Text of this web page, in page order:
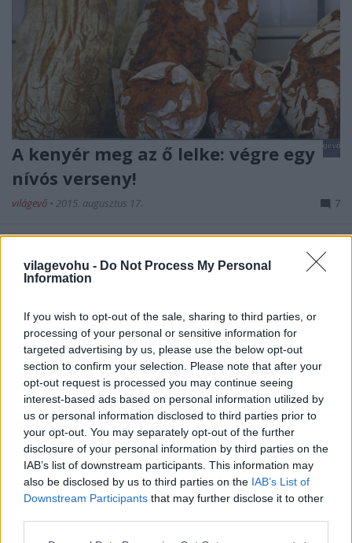
vilagevohu - Do Not Process My Personal
Information
If you wish to opt-out of the sale, sharing to third parties, or
processing of your personal or sensitive information for
targeted advertising by us, please use the below opt-out
section to confirm your selection. Please note that after your
opt-out request is processed you may continue seeing
interest-based ads based on personal information utilized by
us or personal information disclosed to third parties prior to
your opt-out. You may separately opt-out of the further
disclosure of your personal information by third parties on the
IAB’s list of downstream participants. This information may
also be disclosed by us to third parties on the IAB’s List of
Downstream Participants that may further disclose it to other
A kenyér meg az ő lelke: végre egy
nívós verseny!
világevő • 2015. augusztus 17. 7
lelket legsikeresebben a kenyerébe, végre egy igazán
komoly szakmai versengés, aminek a legfontosabb